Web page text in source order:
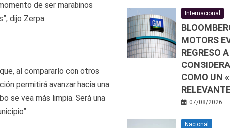
de ser marabinos
dijo Zerpa.
al compararlo con otros
permitirá avanzar hacia una
se vea más limpia. Será una
Internacional
MOTORS
REGRESO
COMO UN
07/08/2026
Nacional